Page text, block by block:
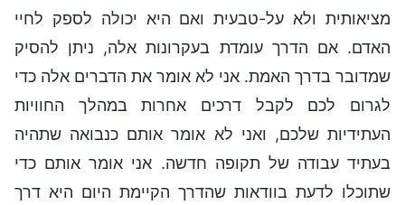
מציאותית ולא על-טבעית ואם היא יכולה לספק לחיי
האדם. אם הדרך עומדת בעקרונות אלה, ניתן להסיק
שמדובר בדרך האמת. אני לא אומר את הדברים אלה כדי
לגרום לכם לקבל דרכים אחרות במהלך החוויות
העתידיות שלכם, ואני לא אומר אותם כנבואה שתהיה
בעתיד עבודה של תקופה חדשה. אני אומר אותם כדי
שתוכלו לדעת בוודאות שהדרך הקיימת היום היא דרך